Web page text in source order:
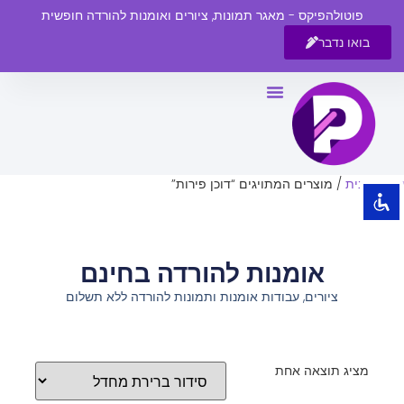
visibility_off השבת את ההבזקים
title סמן כותרות
צבע רקע
zoom_out
הקטנת גופן
הגדלת גופן
ניגודיות בהירה
פוטולהפיקס - מאגר תמונות, ציורים ואומנות להורדה חופשית
בואו נדבר
עמוד הבית / מוצרים המתויגים “דוכן פירות”
אומנות להורדה בחינם
ציורים, עבודות אומנות ותמונות להורדה ללא תשלום
מציג תוצאה אחת